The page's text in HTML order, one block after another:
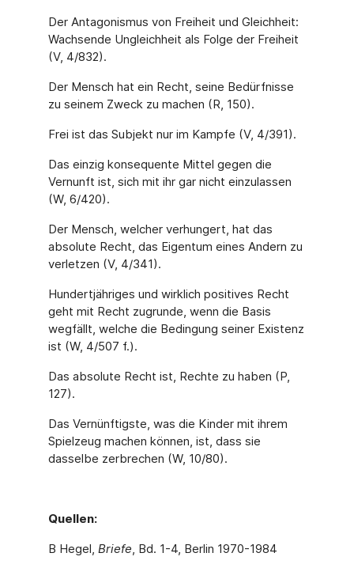
Der Antagonismus von Freiheit und Gleichheit:
Wachsende Ungleichheit als Folge der Frei­heit
(V, 4/832).
Der Mensch hat ein Recht, seine Bedürfnisse
zu seinem Zweck zu machen (R, 150).
Frei ist das Subjekt nur im Kampfe (V, 4/391).
Das einzig konsequente Mittel gegen die
Vernunft ist, sich mit ihr gar nicht einzulassen
(W, 6/420).
Der Mensch, welcher verhungert, hat das
absolute Recht, das Eigentum eines Andern zu
verletzen (V, 4/341).
Hundertjähriges und wirklich positives Recht
geht mit Recht zugrunde, wenn die Basis
wegfällt, welche die Bedingung seiner Existenz
ist (W, 4/507 f.).
Das absolute Recht ist, Rechte zu haben (P,
127).
Das Vernünftigste, was die Kinder mit ihrem
Spielzeug machen können, ist, dass sie
dasselbe zerbrechen (W, 10/80).
Quellen:
B Hegel, Briefe, Bd. 1-4, Berlin 1970-1984